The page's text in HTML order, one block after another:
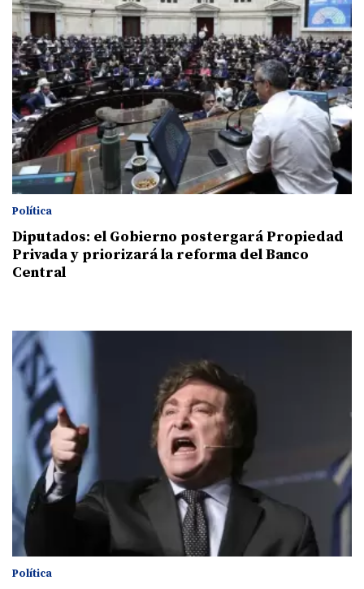
Política
Diputados: el Gobierno postergará Propiedad
Privada y priorizará la reforma del Banco
Central
Política